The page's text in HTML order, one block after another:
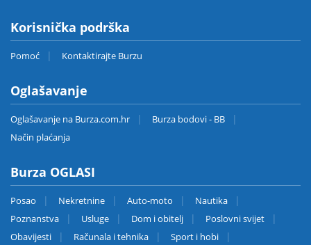
Korisnička podrška
Pomoć Kontaktirajte Burzu
Oglašavanje
Oglašavanje na Burza.com.hr
Burza bodovi - BB
Način plaćanja
Burza OGLASI
Posao Nekretnine Auto-moto
Nautika
Poznanstva
Usluge Dom i obitelj
Poslovni svijet
Obavijesti
Računala i tehnika Sport i hobi